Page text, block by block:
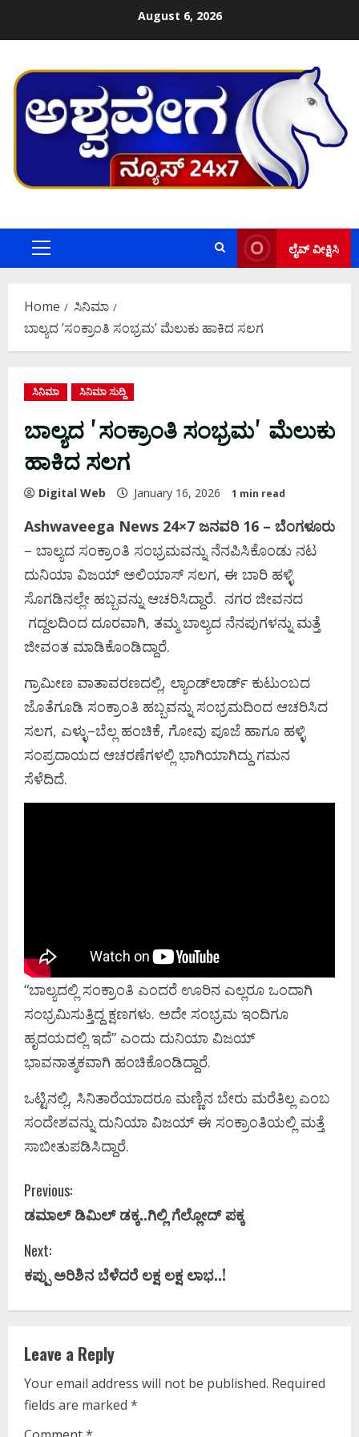
August 6, 2026
Primary
ಲೈವ್ ವೀಕ್ಷಿಸಿ
Home
ಸಿನಿಮಾ
ಬಾಲ್ಯದ ʼಸಂಕ್ರಾಂತಿ ಸಂಭ್ರಮʼ ಮೆಲುಕು ಹಾಕಿದ ಸಲಗ
ಸಿನಿಮಾ ಸಿನಿಮಾ ಸುದ್ದಿ
ಬಾಲ್ಯದ ʼಸಂಕ್ರಾಂತಿ ಸಂಭ್ರಮʼ ಮೆಲುಕು
ಹಾಕಿದ ಸಲಗ
Digital Web January 16, 2026 1 min read
Ashwaveega News 24×7 ಜನವರಿ 16 – ಬೆಂಗಳೂರು
– ಬಾಲ್ಯದ ಸಂಕ್ರಾಂತಿ ಸಂಭ್ರಮವನ್ನು ನೆನಪಿಸಿಕೊಂಡು ನಟ
ದುನಿಯಾ ವಿಜಯ್ ಅಲಿಯಾಸ್ ಸಲಗ, ಈ ಬಾರಿ ಹಳ್ಳಿ
ಸೊಗಡಿನಲ್ಲೇ ಹಬ್ಬವನ್ನು ಆಚರಿಸಿದ್ದಾರೆ. ನಗರ ಜೀವನದ
ಗದ್ದಲದಿಂದ ದೂರವಾಗಿ, ತಮ್ಮ ಬಾಲ್ಯದ ನೆನಪುಗಳನ್ನು ಮತ್ತೆ
ಜೀವಂತ ಮಾಡಿಕೊಂಡಿದ್ದಾರೆ.
ಗ್ರಾಮೀಣ ವಾತಾವರಣದಲ್ಲಿ, ಲ್ಯಾಂಡ್‌ಲಾರ್ಡ್‌ ಕುಟುಂಬದ
ಜೊತೆಗೂಡಿ ಸಂಕ್ರಾಂತಿ ಹಬ್ಬವನ್ನು ಸಂಭ್ರಮದಿಂದ ಆಚರಿಸಿದ
ಸಲಗ, ಎಳ್ಳು–ಬೆಲ್ಲ ಹಂಚಿಕೆ, ಗೋವು ಪೂಜೆ ಹಾಗೂ ಹಳ್ಳಿ
ಸಂಪ್ರದಾಯದ ಆಚರಣೆಗಳಲ್ಲಿ ಭಾಗಿಯಾಗಿದ್ದು ಗಮನ
ಸೆಳೆದಿದೆ.
“ಬಾಲ್ಯದಲ್ಲಿ ಸಂಕ್ರಾಂತಿ ಎಂದರೆ ಊರಿನ ಎಲ್ಲರೂ ಒಂದಾಗಿ
ಸಂಭ್ರಮಿಸುತ್ತಿದ್ದ ಕ್ಷಣಗಳು. ಅದೇ ಸಂಭ್ರಮ ಇಂದಿಗೂ
ಹೃದಯದಲ್ಲಿ ಇದೆ” ಎಂದು ದುನಿಯಾ ವಿಜಯ್‌
ಭಾವನಾತ್ಮಕವಾಗಿ ಹಂಚಿಕೊಂಡಿದ್ದಾರೆ.
ಒಟ್ಟಿನಲ್ಲಿ, ಸಿನಿತಾರೆಯಾದರೂ ಮಣ್ಣಿನ ಬೇರು ಮರೆತಿಲ್ಲ ಎಂಬ
ಸಂದೇಶವನ್ನು ದುನಿಯಾ ವಿಜಯ್‌ ಈ ಸಂಕ್ರಾಂತಿಯಲ್ಲಿ ಮತ್ತೆ
ಸಾಬೀತುಪಡಿಸಿದ್ದಾರೆ.
C
o
n
n
u
e
Previous:
ಡಮಾಲ್ ಡಿಮಿಲ್ ಡಕ್ಕ..ಗಿಲ್ಲಿ ಗೆಲ್ಲೋದ್ ಪಕ್ಕ
Next:
ಕಪ್ಪು ಅರಿಶಿನ ಬೆಳೆದರೆ ಲಕ್ಷ ಲಕ್ಷ ಲಾಭ..!
Leave a Reply
Your email address will not be published. Required
fields are marked *